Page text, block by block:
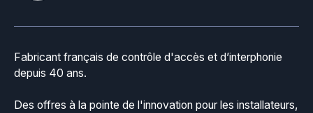
Fabricant français de contrôle d'accès et d’interphonie
depuis 40 ans.
Des offres à la pointe de l'innovation pour les installateurs,